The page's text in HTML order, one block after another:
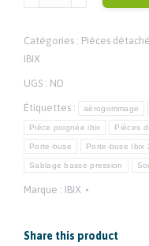
25
Pièces
détachées
poignée
porte-
Catégories : Pièces
IBIX
UGS : ND
Étiquettes : aérogommage
Pièce poignée ibix Pièces
Porte-buse Porte-buse Ibix
Sablage basse pression
Marque : IBIX
Share this product